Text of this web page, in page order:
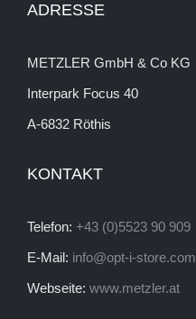
ADRESSE
METZLER GmbH & Co KG
Interpark Focus 40
A-6832 Röthis
KONTAKT
Telefon: +43 (0)5523 90 909
E-Mail: info@opt-i-store.com
Webseite: www.metzler.at